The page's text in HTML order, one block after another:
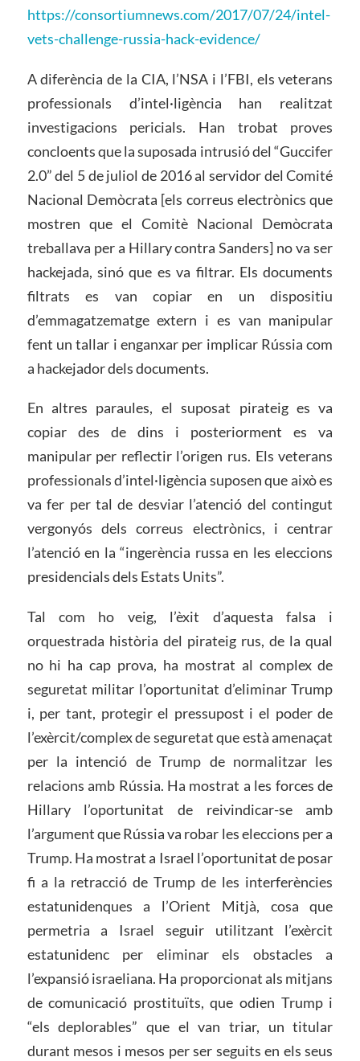
https://consortiumnews.com/2017/07/24/intel-
vets-challenge-russia-hack-evidence/
A diferència de la CIA, l’NSA i l’FBI, els veterans
professionals d’intel·ligència han realitzat
investigacions pericials. Han trobat proves
concloents que la suposada intrusió del “Guccifer
2.0” del 5 de juliol de 2016 al servidor del Comité
Nacional Demòcrata [els correus electrònics que
mostren que el Comitè Nacional Demòcrata
treballava per a Hillary contra Sanders] no va ser
hackejada, sinó que es va filtrar. Els documents
filtrats es van copiar en un dispositiu
d’emmagatzematge extern i es van manipular
fent un tallar i enganxar per implicar Rússia com
a hackejador dels documents.
En altres paraules, el suposat pirateig es va
copiar des de dins i posteriorment es va
manipular per reflectir l’origen rus. Els veterans
professionals d’intel·ligència suposen que això es
va fer per tal de desviar l’atenció del contingut
vergonyós dels correus electrònics, i centrar
l’atenció en la “ingerència russa en les eleccions
presidencials dels Estats Units”.
Tal com ho veig, l’èxit d’aquesta falsa i
orquestrada història del pirateig rus, de la qual
no hi ha cap prova, ha mostrat al complex de
seguretat militar l’oportunitat d’eliminar Trump
i, per tant, protegir el pressupost i el poder de
l’exèrcit/complex de seguretat que està amenaçat
per la intenció de Trump de normalitzar les
relacions amb Rússia. Ha mostrat a les forces de
Hillary l’oportunitat de reivindicar-se amb
l’argument que Rússia va robar les eleccions per a
Trump. Ha mostrat a Israel l’oportunitat de posar
fi a la retracció de Trump de les interferències
estatunidenques a l’Orient Mitjà, cosa que
permetria a Israel seguir utilitzant l’exèrcit
estatunidenc per eliminar els obstacles a
l’expansió israeliana. Ha proporcionat als mitjans
de comunicació prostituïts, que odien Trump i
“els deplorables” que el van triar, un titular
durant mesos i mesos per ser seguits en els seus